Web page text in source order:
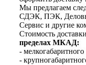
Мы предлагаем
СДЭК, ПЭК,
Сервис и другие
Стоимость доставки
пределах МКАД:
-
-